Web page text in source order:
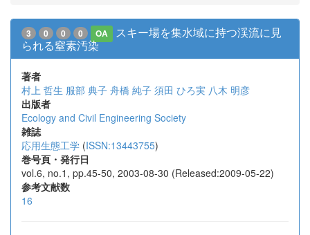
3 0 0 0 OA
スキー場を集水域に持つ渓流に見
られる窒素汚染
著者
村上 哲生 服部 典子 舟橋 純子 須田 ひろ実 八木 明彦
出版者
Ecology and Civil Engineering Society
雑誌
応用生態工学 (ISSN:13443755)
巻号頁・発行日
vol.6, no.1, pp.45-50, 2003-08-30 (Released:2009-05-22)
参考文献数
16